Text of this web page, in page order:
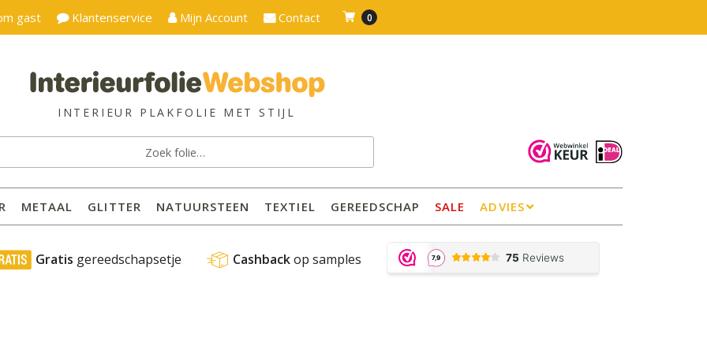
gast Klantenservice Mijn Account Contact 0
METAAL GLITTER NATUURSTEEN TEXTIEL GEREEDSCHAP SALE ADVIES
Gratis gereedschapsetje Cashback op samples